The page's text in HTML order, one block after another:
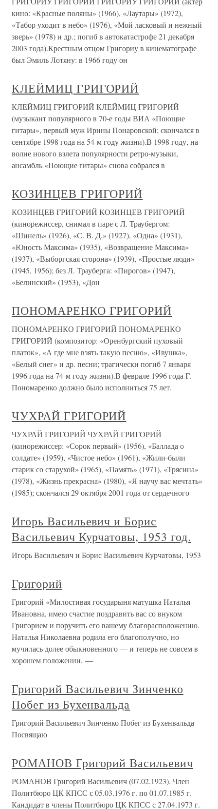
кино: «Красные поляны» (1966), «Лаутары» (1972),
«Табор уходит в небо» (1976), «Мой ласковый и нежный
зверь» (1978) и др.; погиб в автокатастрофе 21 декабря
2003 года).Крестным отцом Григориу в кинематографе
был Эмиль Лотяну: в 1966 году он
КЛЕЙМИЦ ГРИГОРИЙ
КЛЕЙМИЦ ГРИГОРИЙ КЛЕЙМИЦ ГРИГОРИЙ
(музыкант популярного в 70-е годы ВИА «Поющие
гитары», первый муж Ирины Понаровской; скончался в
сентябре 1998 года на 54-м году жизни).В 1998 году, на
волне нового взлета популярности ретро-музыки,
ансамбль «Поющие гитары» снова собрался в
КОЗИНЦЕВ ГРИГОРИЙ
КОЗИНЦЕВ ГРИГОРИЙ КОЗИНЦЕВ ГРИГОРИЙ
(кинорежиссер, снимал в паре с Л. Траубергом:
«Шинель» (1926), «С. В. Д.» (1927), «Одна» (1931),
«Юность Максима» (1935), «Возвращение Максима»
(1937), «Выборгская сторона» (1939), «Простые люди»
(1945, 1956); без Л. Трауберга: «Пирогов» (1947),
«Белинский» (1953), «Дон
ПОНОМАРЕНКО ГРИГОРИЙ
ПОНОМАРЕНКО ГРИГОРИЙ ПОНОМАРЕНКО
ГРИГОРИЙ (композитор: «Оренбургский пуховый
платок», «А где мне взять такую песню», «Ивушка»,
«Белый снег» и др. песни; трагически погиб 7 января
1996 года на 74-м году жизни).В феврале 1996 года Г.
Пономаренко должно было исполниться 75 лет.
ЧУХРАЙ ГРИГОРИЙ
ЧУХРАЙ ГРИГОРИЙ ЧУХРАЙ ГРИГОРИЙ
(кинорежиссер: «Сорок первый» (1956), «Баллада о
солдате» (1959), «Чистое небо» (1961), «Жили-были
старик со старухой» (1965), «Память» (1971), «Трясина»
(1978), «Жизнь прекрасна» (1980), «Я научу вас мечтать»
(1985); скончался 29 октября 2001 года от сердечного
Игорь Васильевич и Борис
Васильевич Курчатовы, 1953 год.
Игорь Васильевич и Борис Васильевич Курчатовы, 1953
Григорий
Григорий «Милостивая государыня матушка Наталья
Ивановна, имею счастие поздравить вас со внуком
Григорием и поручить его вашему благорасположению.
Наталья Николаевна родила его благополучно, но
мучилась долее обыкновенного — и теперь не совсем в
хорошем положении, —
Григорий Васильевич Зинченко
Побег из Бухенвальда
Григорий Васильевич Зинченко Побег из Бухенвальда
Посвящаю
РОМАНОВ Григорий Васильевич
РОМАНОВ Григорий Васильевич (07.02.1923). Член
Политбюро ЦК КПСС с 05.03.1976 г. по 01.07.1985 г.
Кандидат в члены Политбюро ЦК КПСС с 27.04.1973 г.